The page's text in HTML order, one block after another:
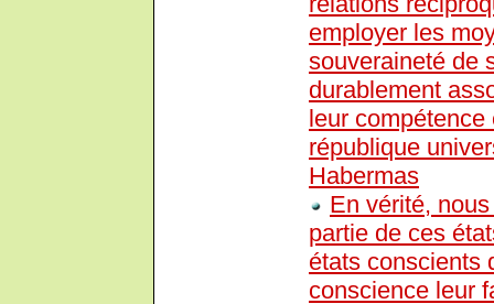
employer les
souveraineté de
durablement
leur
république
Habermas
En vérité,
partie de ces
états conscients
conscience leur